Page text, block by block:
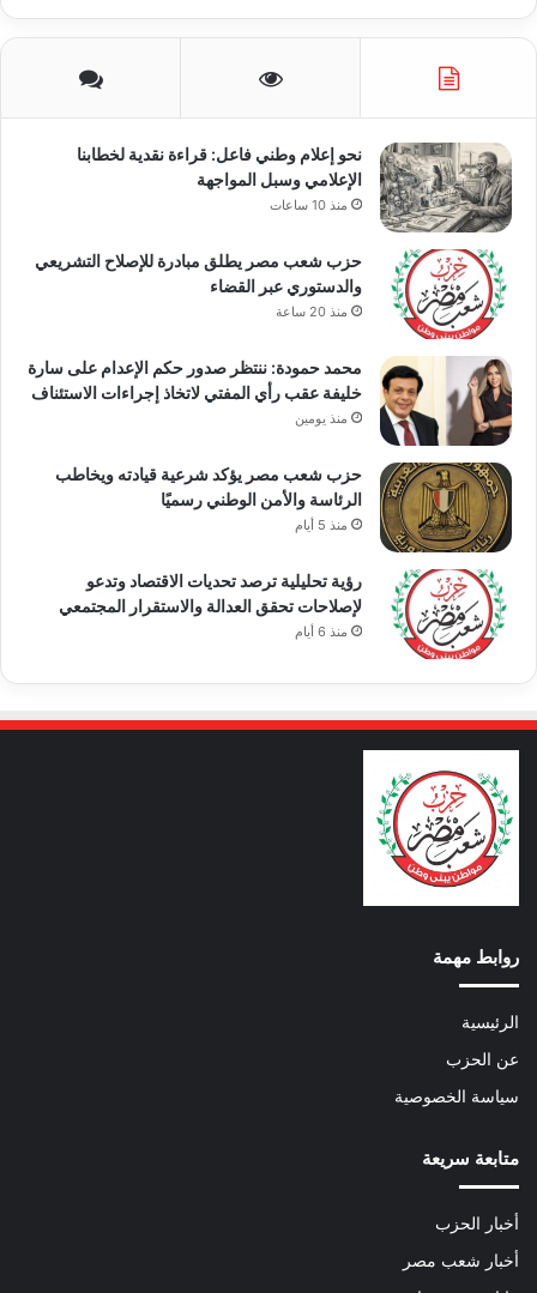
نحو إعلام وطني فاعل: قراءة نقدية لخطابنا
الإعلامي وسبل المواجهة
منذ 10 ساعات
حزب شعب مصر يطلق مبادرة للإصلاح التشريعي
والدستوري عبر القضاء
منذ 20 ساعة
محمد حمودة: ننتظر صدور حكم الإعدام على سارة
خليفة عقب رأي المفتي لاتخاذ إجراءات الاستئناف
منذ يومين
حزب شعب مصر يؤكد شرعية قيادته ويخاطب
الرئاسة والأمن الوطني رسميًا
منذ 5 أيام
رؤية تحليلية ترصد تحديات الاقتصاد وتدعو
لإصلاحات تحقق العدالة والاستقرار المجتمعي
منذ 6 أيام
روابط مهمة
الرئيسية
عن الحزب
سياسة الخصوصية
متابعة سريعة
أخبار الحزب
أخبار شعب مصر